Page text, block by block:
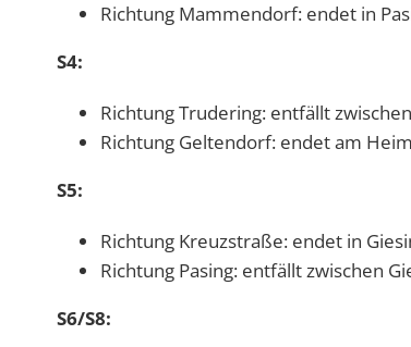
Richtung Mammendorf: endet in
S4:
Richtung Trudering: entfällt
Richtung Geltendorf: endet am
S5:
Richtung Kreuzstraße: endet in
Richtung Pasing: entfällt zwischen
S6/S8: